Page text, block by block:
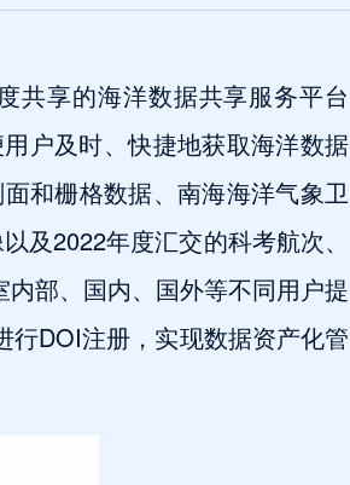
共享的海洋数据共享服务平台
户及时、快捷地获取海洋数据
和栅格数据、南海海洋气象卫
及2022年度汇交的科考航次、
部、国内、国外等不同用户提
行DOI注册，实现数据资产化管